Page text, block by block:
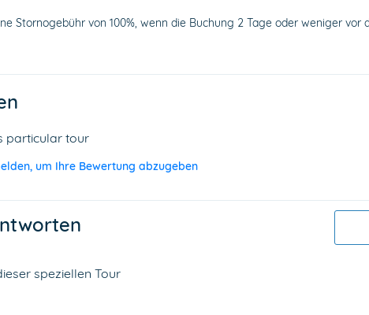
Stornogebühr von 100%, wenn die Buchung 2 Tage oder weniger vor
particular tour
um Ihre Bewertung abzugeben
speziellen Tour